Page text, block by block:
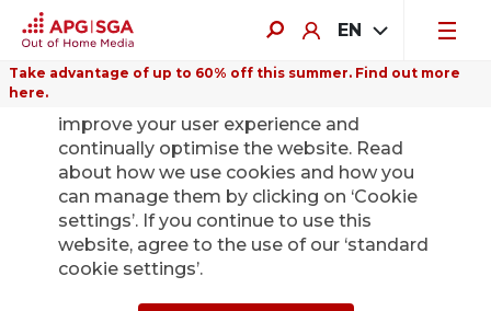
EN
Take advantage of up to 60% off this summer. Find out more
here.
Back
APG|SGA erhält den
improve your user experience and
continually optimise the website. Read
about how we use cookies and how you
can manage them by clicking on ‘Cookie
settings’. If you continue to use this
website, agree to the use of our ‘standard
cookie settings’.